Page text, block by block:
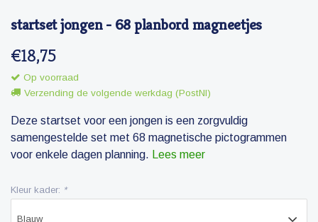
startset jongen - 68 planbord magneetjes
€18,75
Op voorraad
Verzending de volgende werkdag (PostNl)
Deze startset voor een jongen is een zorgvuldig
samengestelde set met 68 magnetische pictogrammen
voor enkele dagen planning. Lees meer
Kleur kader: *